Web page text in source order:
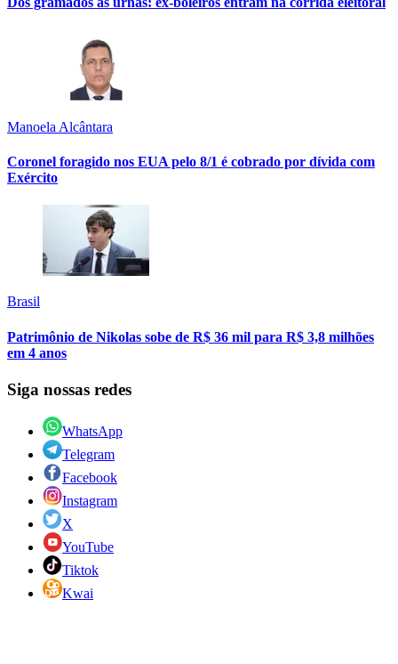
Manoela Alcântara
Coronel foragido nos EUA pelo 8/1 é cobrado por dívida com
Exército
Brasil
Patrimônio de Nikolas sobe de R$ 36 mil para R$ 3,8 milhões
em 4 anos
Siga nossas redes
WhatsApp
Telegram
Facebook
Instagram
X
YouTube
Tiktok
Kwai